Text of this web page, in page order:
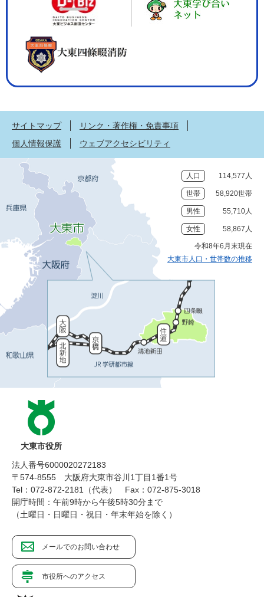
サイトマップ
リンク・著作権・免責事項
個人情報保護
ウェブアクセシビリティ
人口 114,577人
世帯 58,920世帯
男性 55,710人
女性 58,867人
令和8年6月末現在
大東市人口・世帯数の推移
大東市役所
法人番号6000020272183
〒574-8555 大阪府大東市谷川1丁目1番1号
Tel：072-872-2181（代表）
Fax：072-875-3018
開庁時間：午前9時から午後5時30分まで
（土曜日・日曜日・祝日・年末年始を除く）
メールでのお問い合わせ
市役所へのアクセス